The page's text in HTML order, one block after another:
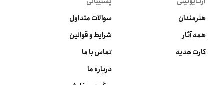
هنرمندان
همه آثار
کارت هدیه
سوالات متداول
شرایط و قوانین
تماس با ما
درباره ما